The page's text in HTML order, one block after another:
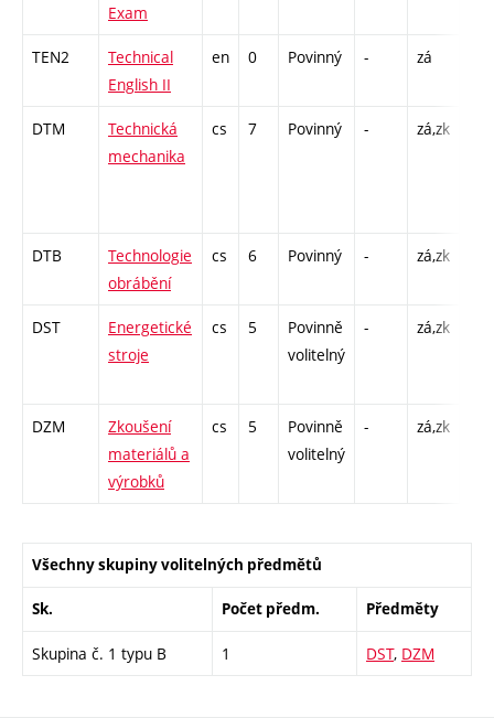
Exam
TEN2
Technical
English II
en 0 Povinný - zá
DTM
Technická
mechanika
cs 7 Povinný - zá,zk
DTB
Technologie
obrábění
cs 6 Povinný - zá,zk
DST
Energetické
stroje
cs 5
Povinně
volitelný
- zá,zk
DZM
Zkoušení
materiálů a
výrobků
cs 5
Povinně
volitelný
- zá,zk
Všechny skupiny volitelných předmětů
Sk. Počet předm. Předměty
Skupina č. 1 typu B 1 DST, DZM